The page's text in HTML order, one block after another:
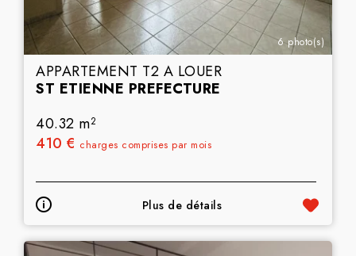
6 photo(s)
APPARTEMENT T2 A LOUER
ST ETIENNE PREFECTURE
40.32 m2
410 € charges comprises par mois
Plus de détails